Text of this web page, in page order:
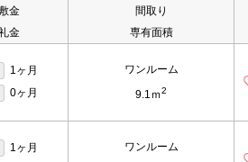
金
金
間取り
専有面積
1ヶ月
0ヶ月
ワンルーム
9.1ｍ2
1ヶ月
ワンルーム